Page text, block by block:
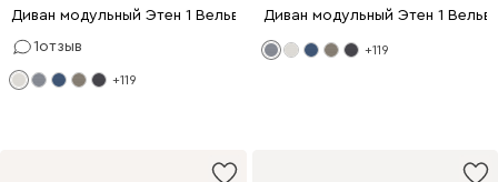
Диван модульный Этен 1 Вельвет Молочный
1отзыв
+119
Диван модульный Этен 1
+119